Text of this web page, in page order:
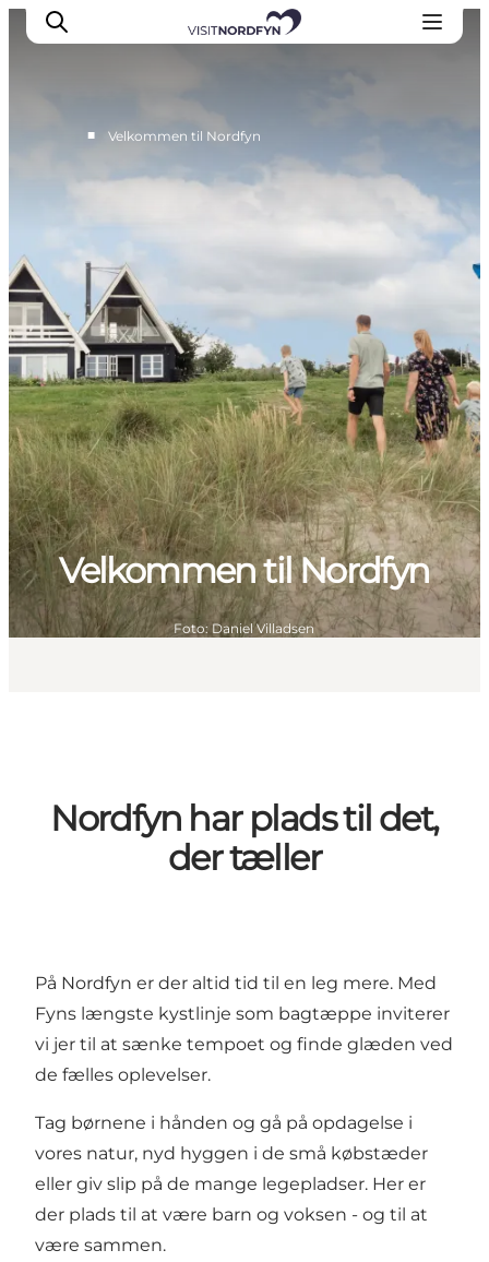
Oplev
Spis og drik
Overnatning
Book oplevelser
For børn
■ Velkommen til Nordfyn
Velkommen til Nordfyn
Foto: Daniel Villadsen
Nordfyn har plads til det,
der tæller
På Nordfyn er der altid tid til en leg mere. Med
Fyns længste kystlinje som bagtæppe inviterer
vi jer til at sænke tempoet og finde glæden ved
de fælles oplevelser.
Tag børnene i hånden og gå på opdagelse i
vores natur, nyd hyggen i de små købstæder
eller giv slip på de mange legepladser. Her er
der plads til at være barn og voksen - og til at
være sammen.